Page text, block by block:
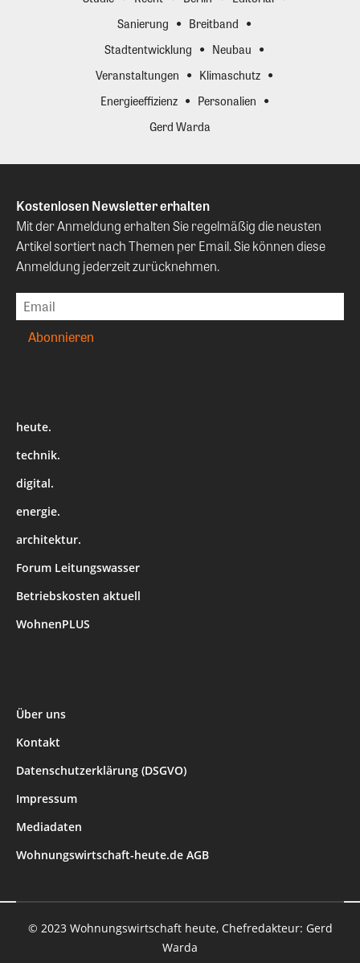
Sanierung
Breitband
Stadtentwicklung
Neubau
Veranstaltungen
Klimaschutz
Energieeffizienz
Personalien
Gerd Warda
Kostenlosen Newsletter erhalten
Mit der Anmeldung erhalten Sie regelmäßig die neusten
Artikel sortiert nach Themen per Email. Sie können diese
Anmeldung jederzeit zurücknehmen.
heute.
technik.
digital.
energie.
architektur.
Forum Leitungswasser
Betriebskosten aktuell
WohnenPLUS
Über uns
Kontakt
Datenschutzerklärung (DSGVO)
Impressum
Mediadaten
Wohnungswirtschaft-heute.de AGB
© 2023 Wohnungswirtschaft heute, Chefredakteur: Gerd
Warda